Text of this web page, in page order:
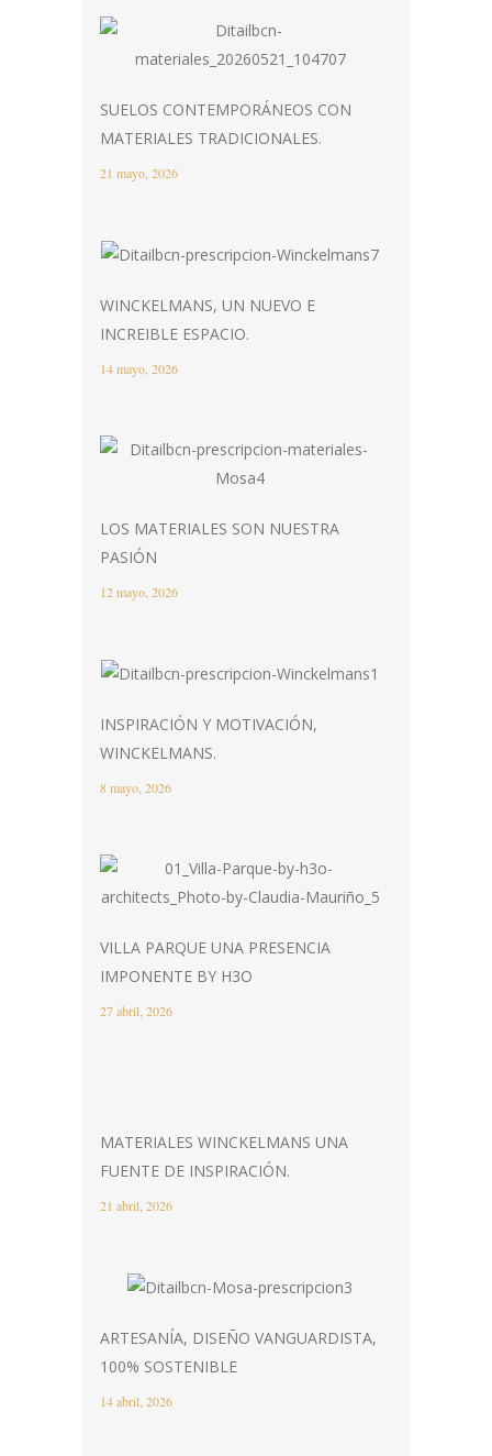
SUELOS CONTEMPORÁNEOS CON
MATERIALES TRADICIONALES.
21 mayo, 2026
WINCKELMANS, UN NUEVO E
INCREIBLE ESPACIO.
14 mayo, 2026
LOS MATERIALES SON NUESTRA
PASIÓN
12 mayo, 2026
INSPIRACIÓN Y MOTIVACIÓN,
WINCKELMANS.
8 mayo, 2026
VILLA PARQUE UNA PRESENCIA
IMPONENTE BY H3O
27 abril, 2026
MATERIALES WINCKELMANS UNA
FUENTE DE INSPIRACIÓN.
21 abril, 2026
ARTESANÍA, DISEÑO VANGUARDISTA,
100% SOSTENIBLE
14 abril, 2026